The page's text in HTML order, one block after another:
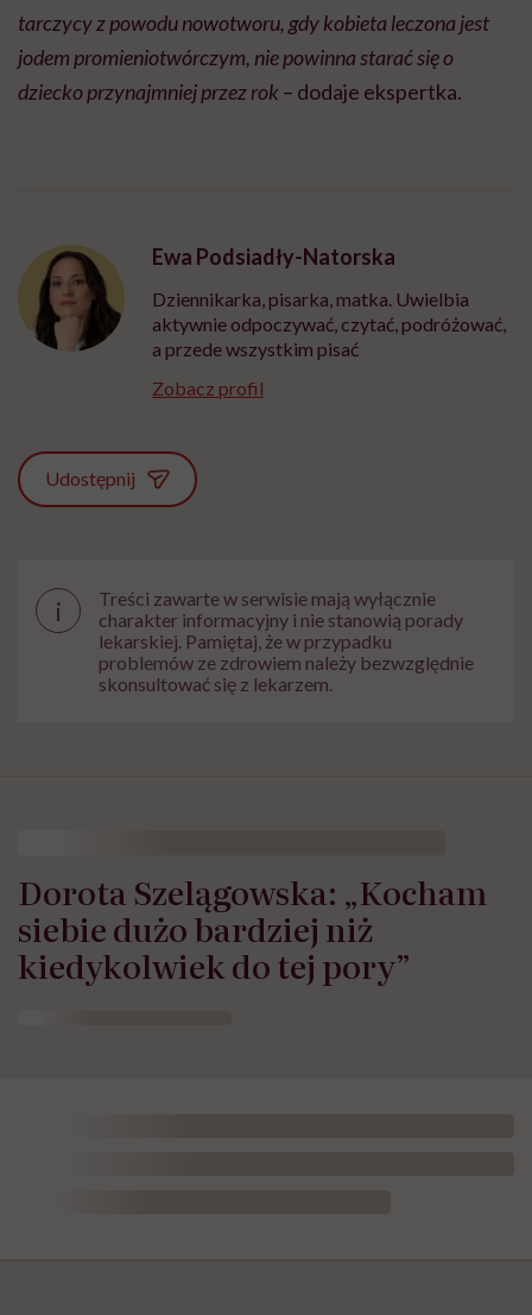
tarczycy z powodu nowotworu, gdy kobieta leczona jest
jodem promieniotwórczym, nie powinna starać się o
dziecko przynajmniej przez rok– dodaje ekspertka.
Ewa Podsiadły-Natorska
Dziennikarka, pisarka, matka. Uwielbia
aktywnie odpoczywać, czytać, podróżować,
a przede wszystkim pisać
Zobacz profil
Udostępnij
i
Treści zawarte w serwisie mają wyłącznie
charakter informacyjny i nie stanowią porady
lekarskiej. Pamiętaj, że w przypadku
problemów ze zdrowiem należy bezwzględnie
skonsultować się z lekarzem.
Dorota Szelągowska: „Kocham
siebie dużo bardziej niż
kiedykolwiek do tej pory”